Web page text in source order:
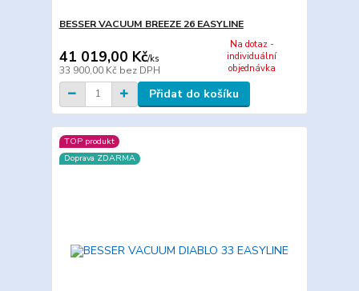
BESSER VACUUM BREEZE 26 EASYLINE
41 019,00 Kč/ks
33 900,00 Kč bez DPH
Na dotaz -
individuální
objednávka
Přidat do košíku
TOP produkt
Doprava ZDARMA